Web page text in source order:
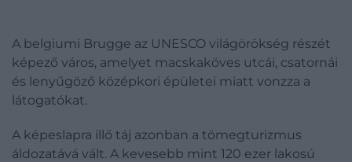
A belgiumi Brugge az UNESCO világörökség részét
képező város, amelyet macskaköves utcái, csatornái
és lenyűgöző középkori épületei miatt vonzza a
látogatókat.
A képeslapra illő táj azonban a tömegturizmus
áldozatává vált. A kevesebb mint 120 ezer lakosú